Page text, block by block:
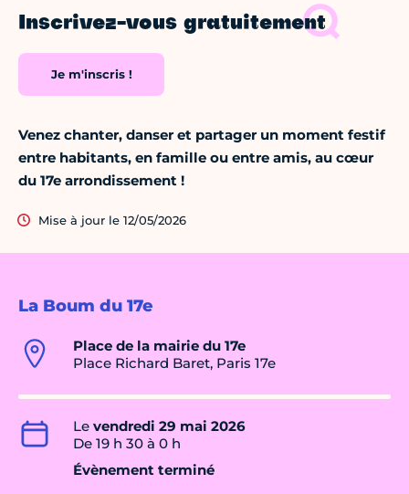
La Boum du 17e
Place de la mairie du 17e
Place Richard Baret, Paris 17e
Le vendredi 29 mai 2026
De 19 h 30 à 0 h
Évènement terminé
Inscrivez-vous gratuitement
Je m'inscris !
Venez chanter, danser et partager un moment festif
entre habitants, en famille ou entre amis, au cœur
du 17e arrondissement !
Mise à jour le 12/05/2026